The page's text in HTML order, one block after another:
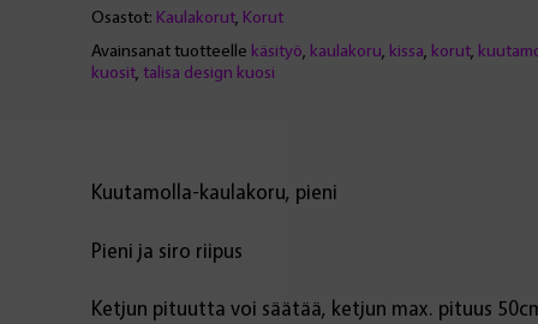
Osastot: Kaulakorut, Korut
Avainsanat tuotteelle käsityö, kaulakoru, kissa, korut,
kuosit, talisa design kuosi
Kuutamolla-kaulakoru, pieni
Pieni ja siro riipus
Ketjun pituutta voi säätää, ketjun max. pituus